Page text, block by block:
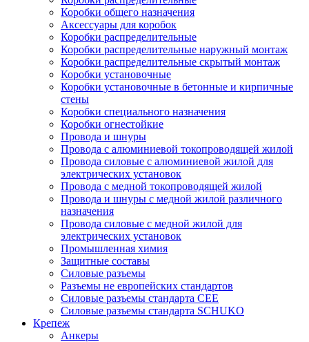
Коробки общего назначения
Аксессуары для коробок
Коробки распределительные
Коробки распределительные наружный монтаж
Коробки распределительные скрытый монтаж
Коробки установочные
Коробки установочные в бетонные и кирпичные
стены
Коробки специального назначения
Коробки огнестойкие
Провода и шнуры
Провода с алюминиевой токопроводящей жилой
Провода силовые с алюминиевой жилой для
электрических установок
Провода с медной токопроводящей жилой
Провода и шнуры с медной жилой различного
назначения
Провода силовые с медной жилой для
электрических установок
Промышленная химия
Защитные составы
Силовые разъемы
Разъемы не европейских стандартов
Силовые разъемы стандарта CEE
Силовые разъемы стандарта SCHUKO
Крепеж
Анкеры